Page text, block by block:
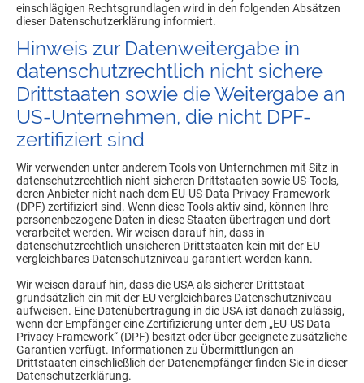
einschlägigen Rechtsgrundlagen wird in den folgenden Absätzen
dieser Datenschutzerklärung informiert.
Hinweis zur Datenweitergabe in
datenschutzrechtlich nicht sichere
Drittstaaten sowie die Weitergabe an
US-Unternehmen, die nicht DPF-
zertifiziert sind
Wir verwenden unter anderem Tools von Unternehmen mit Sitz in
datenschutzrechtlich nicht sicheren Drittstaaten sowie US-Tools,
deren Anbieter nicht nach dem EU-US-Data Privacy Framework
(DPF) zertifiziert sind. Wenn diese Tools aktiv sind, können Ihre
personenbezogene Daten in diese Staaten übertragen und dort
verarbeitet werden. Wir weisen darauf hin, dass in
datenschutzrechtlich unsicheren Drittstaaten kein mit der EU
vergleichbares Datenschutzniveau garantiert werden kann.
Wir weisen darauf hin, dass die USA als sicherer Drittstaat
grundsätzlich ein mit der EU vergleichbares Datenschutzniveau
aufweisen. Eine Datenübertragung in die USA ist danach zulässig,
wenn der Empfänger eine Zertifizierung unter dem „EU-US Data
Privacy Framework“ (DPF) besitzt oder über geeignete zusätzliche
Garantien verfügt. Informationen zu Übermittlungen an
Drittstaaten einschließlich der Datenempfänger finden Sie in dieser
Datenschutzerklärung.